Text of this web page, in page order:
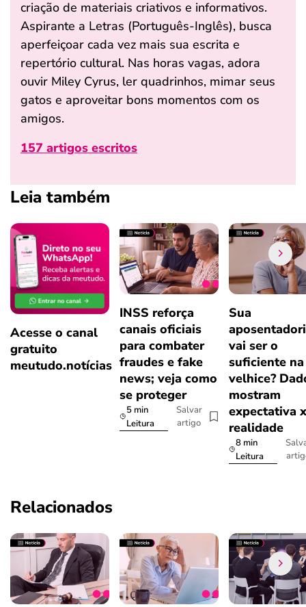
criação de materiais criativos e informativos.
Aspirante a Letras (Português-Inglês), busca
aperfeiçoar cada vez mais sua escrita e
repertório cultural. Nas horas vagas, adora
ouvir Miley Cyrus, ler quadrinhos, mimar seus
gatos e aproveitar bons momentos com os
amigos.
157 artigos escritos
Leia também
Acesse o canal
gratuito
meutudo.notícias
INSS reforça
canais oficiais
para combater
fraudes e fake
news; veja como
se proteger
5 min
Leitura
Salvar
artigo
Sua
vai ser o
suficiente na
velhice?
mostram
expectativa x
realidade
8 min
Leitura
Relacionados